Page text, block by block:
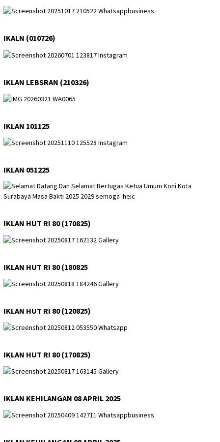
IKALN (010726)
IKLAN LEBSRAN (210326)
IKLAN 101125
IKLAN 051225
IKLAN HUT RI 80 (170825)
IKLAN HUT RI 80 (180825
IKLAN HUT RI 80 (120825)
IKLAN HUT RI 80 (170825)
IKLAN KEHILANGAN 08 APRIL 2025